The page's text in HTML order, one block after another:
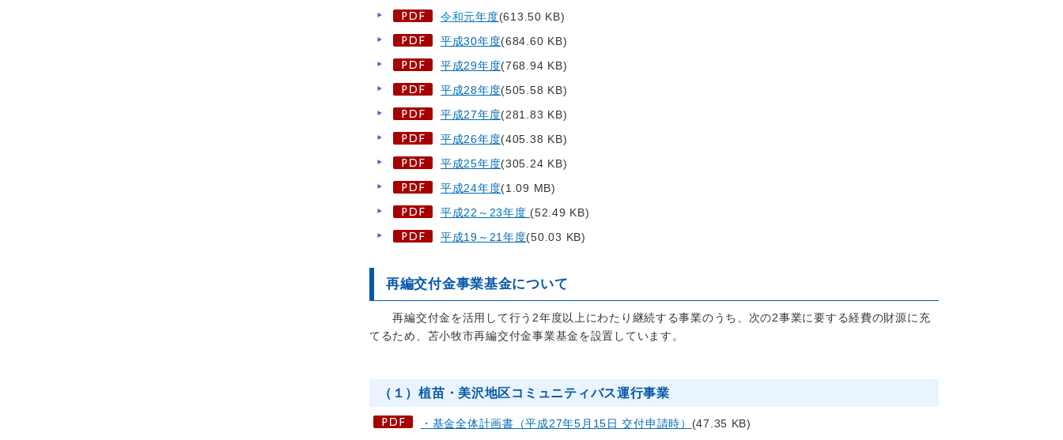
令和元年度(613.50 KB)
平成30年度(684.60 KB)
平成29年度(768.94 KB)
平成28年度(505.58 KB)
平成27年度(281.83 KB)
平成26年度(405.38 KB)
平成25年度(305.24 KB)
平成24年度(1.09 MB)
平成22～23年度 (52.49 KB)
平成19～21年度(50.03 KB)
再編交付金事業基金について
再編交付金を活用して行う2年度以上にわたり継続する事業のうち、次の2事業に要する経費の財源に充
てるため、苫小牧市再編交付金事業基金を設置しています。
（１）植苗・美沢地区コミュニティバス運行事業
・基金全体計画書（平成27年5月15日 交付申請時） (47.35 KB)